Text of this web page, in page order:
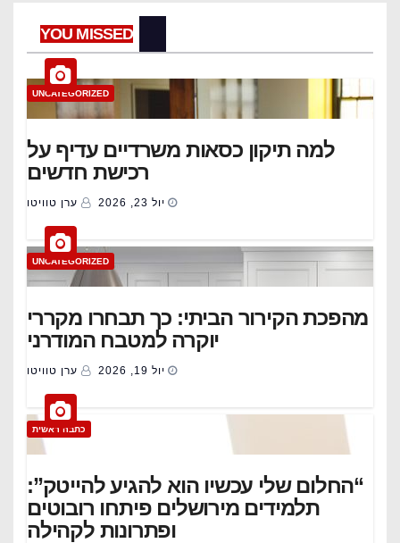
YOU MISSED
UNCATEGORIZED
למה תיקון כסאות משרדיים עדיף על
רכישת חדשים
יול 23, 2026 ערן טוויטו
UNCATEGORIZED
מהפכת הקירור הביתי: כך תבחרו מקררי
יוקרה למטבח המודרני
יול 19, 2026 ערן טוויטו
כתבה ראשית
“החלום שלי עכשיו הוא להגיע להייטק”:
תלמידים מירושלים פיתחו רובוטים
ופתרונות לקהילה